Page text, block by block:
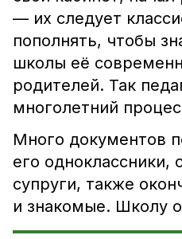
— их следует
пополнять, чтобы
школы её
родителей. Так
многолетний
Много документов
его одноклассники,
супруги, также
и знакомые. Школу